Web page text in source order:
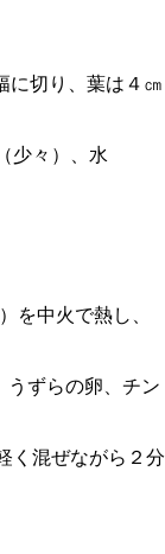
に切り、葉は４㎝
少々）、水
を中火で熱し、
うずらの卵、チン
く混ぜながら２分